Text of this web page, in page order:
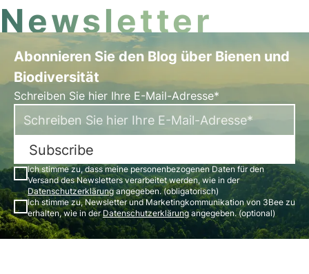
Newsletter
Abonnieren Sie den Blog über Bienen und
Biodiversität
Schreiben Sie hier Ihre E-Mail-Adresse*
Subscribe
Ich stimme zu, dass meine personenbezogenen Daten für den
Versand des Newsletters verarbeitet werden, wie in der
Datenschutzerklärungangegeben. (obligatorisch)
Ich stimme zu, Newsletter und Marketingkommunikation von 3Bee zu
erhalten, wie in derDatenschutzerklärungangegeben. (optional)